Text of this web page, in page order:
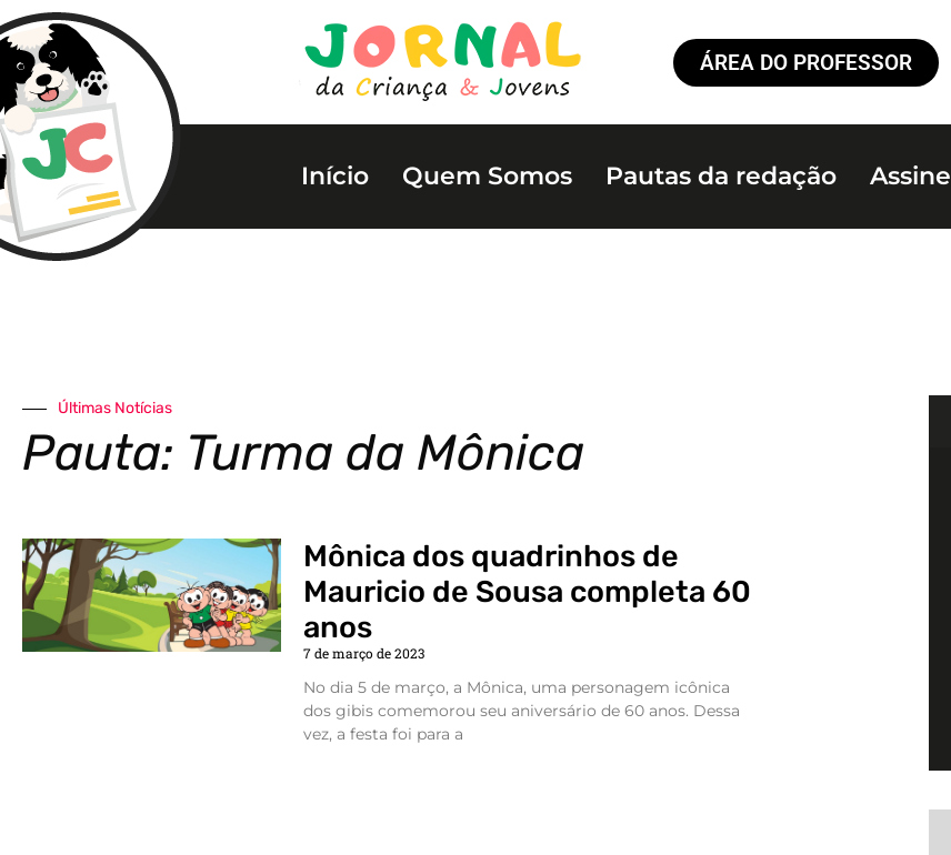
ÁREA DO PROFESSOR
Início Quem Somos Pautas da redação Assine
Últimas Notícias
Pauta: Turma da Mônica
Mônica dos quadrinhos de
Mauricio de Sousa completa 60
anos
7 de março de 2023
No dia 5 de março, a Mônica, uma personagem icônica
dos gibis comemorou seu aniversário de 60 anos. Dessa
vez, a festa foi para a